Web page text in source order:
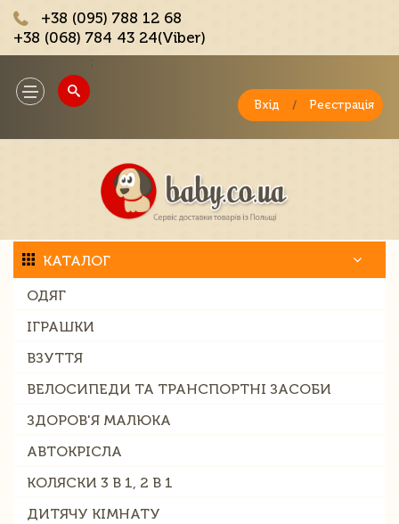
+38 (095) 788 12 68
+38 (068) 784 43 24(Viber)
Toggle
navigation
Вхід / Реєстрація
КАТАЛОГ
ОДЯГ
ІГРАШКИ
ВЗУТТЯ
ВЕЛОСИПЕДИ ТА ТРАНСПОРТНІ ЗАСОБИ
ЗДОРОВ'Я МАЛЮКА
АВТОКРІСЛА
КОЛЯСКИ 3 В 1, 2 В 1
ДИТЯЧУ КІМНАТУ